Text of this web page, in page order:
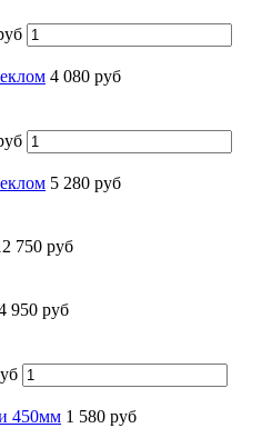
4 080 руб
5 280 руб
750 руб
950 руб
450мм 1 580 руб